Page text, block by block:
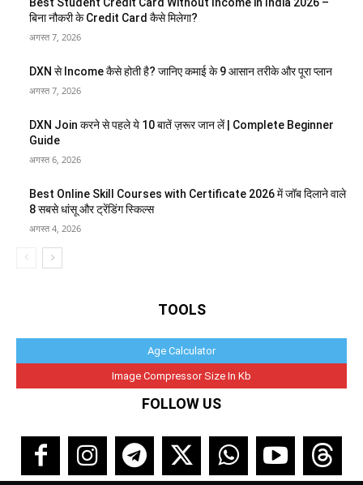
Best Student Credit Card Without Income in India 2026 –
बिना नौकरी के Credit Card कैसे मिलेगा?
अगस्त 7, 2026
DXN से Income कैसे होती है? जानिए कमाई के 9 आसान तरीके और पूरा प्लान
अगस्त 7, 2026
DXN Join करने से पहले ये 10 बातें ज़रूर जान लें | Complete Beginner
Guide
अगस्त 6, 2026
Best Online Skill Courses with Certificate 2026 में जॉब दिलाने वाले
8 सबसे धांसू और ट्रेंडिंग स्किल्स
अगस्त 4, 2026
TOOLS
Age Calculator
Image Compressor Size In Kb
FOLLOW US